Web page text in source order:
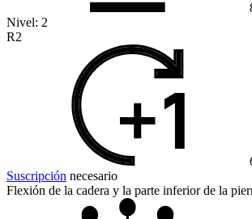
Nivel: 2
R2
Suscripción necesario
Flexión de la cadera y la parte inferior de la